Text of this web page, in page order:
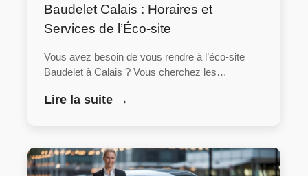
Baudelet Calais : Horaires et
Services de l’Éco-site
Vous avez besoin de vous rendre à l’éco-site
Baudelet à Calais ? Vous cherchez les…
Lire la suite →